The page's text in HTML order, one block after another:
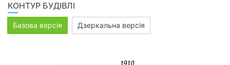
КОНТУР БУДІВЛІ
Базова версія Дзеркальна версія